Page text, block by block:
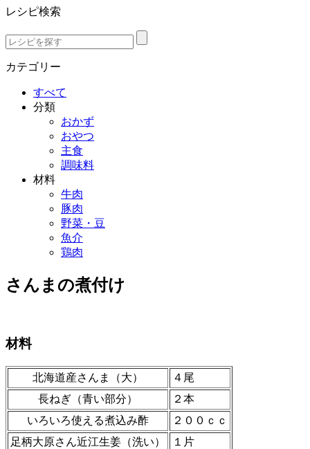
レシピ検索
カテゴリー
すべて
分類
おかず
おやつ
主食
調味料
材料
牛肉
豚肉
野菜・豆
魚介
鶏肉
さんまの煮付け
材料
北海道産さんま（大）
４尾
長ねぎ（青い部分）
２本
いろいろ使える煮込み酢
２００ｃｃ
足柄大原さん近江生姜（洗い）
１片